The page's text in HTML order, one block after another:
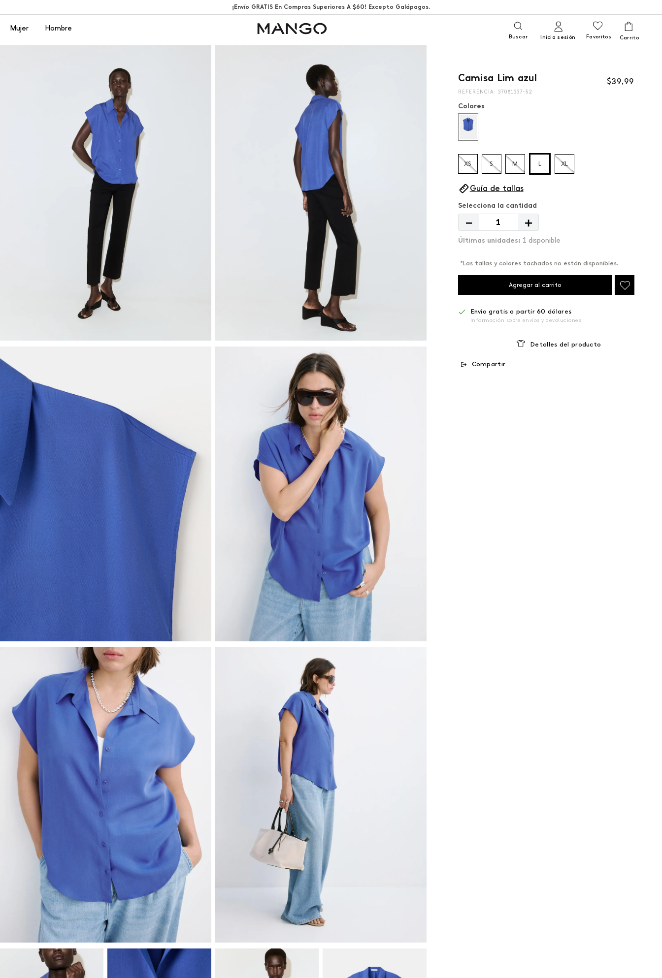
¡Envío GRATIS En Compras Superiores A $60! Excepto Galápagos.
Menú
Mujer Hombre
Buscar Inicia sesión Favoritos
Camisa Lim azul $39,99
REFERENCIA : 37081337-52
Colores
XS S M L XL
Guía de tallas
＋
－
1 disponible
*Las tallas y colores tachados no están disponibles.
Agregar al carrito
Envío gratis a partir 60 dólares
Información sobre envíos y devoluciones
Detalles del producto
Compartir